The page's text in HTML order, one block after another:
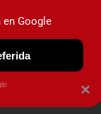
×
Google